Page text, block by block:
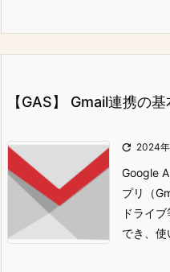
【GAS】 Gmail連携の基
 2024
Google
プリ（
ドライ
でき、